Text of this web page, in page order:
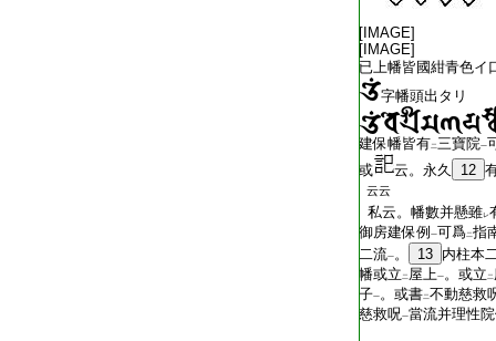
[IMAGE]
[IMAGE]
已上幡皆國紺青色イ
字幡頭出タリ
建保幡皆有二三寶院一
或
云。永久 12
云云
私云。幡數并懸雖レ
御房建保例 一可爲二指
二流一。 13 内柱本
幡或立 二 屋上一。或立 二
子一。或書二不動慈救
慈救呪一當流并理性